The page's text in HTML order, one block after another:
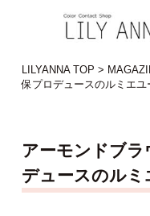
LILYANNA TOP >
保プロデュースのルミエ
アーモンドブラ
デュースのル